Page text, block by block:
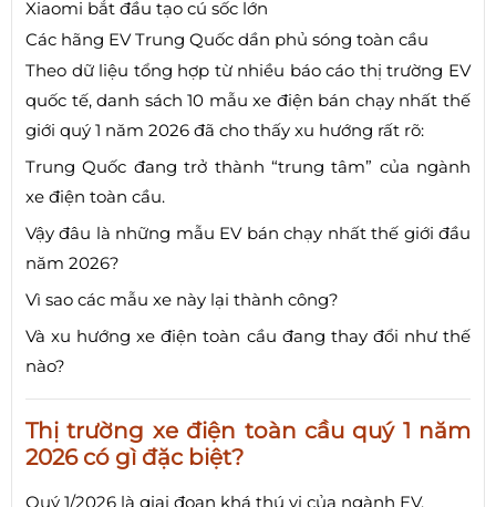
Xiaomi bắt đầu tạo cú sốc lớn
Các hãng EV Trung Quốc dần phủ sóng toàn cầu
Theo dữ liệu tổng hợp từ nhiều báo cáo thị trường EV
quốc tế, danh sách 10 mẫu xe điện bán chạy nhất thế
giới quý 1 năm 2026 đã cho thấy xu hướng rất rõ:
Trung Quốc đang trở thành “trung tâm” của ngành
xe điện toàn cầu.
Vậy đâu là những mẫu EV bán chạy nhất thế giới đầu
năm 2026?
Vì sao các mẫu xe này lại thành công?
Và xu hướng xe điện toàn cầu đang thay đổi như thế
nào?
Thị trường xe điện toàn cầu quý 1 năm
2026 có gì đặc biệt?
Quý 1/2026 là giai đoạn khá thú vị của ngành EV.